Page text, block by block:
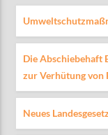
Die Abschiebehaft
zur Verhütung
Neues